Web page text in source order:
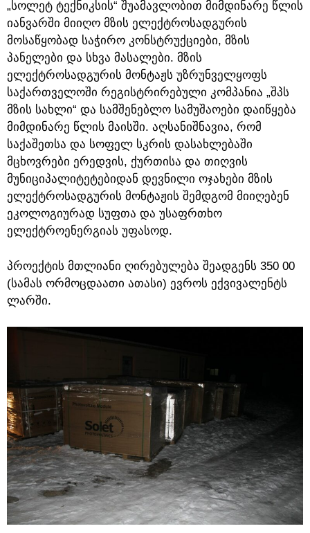
„სოლეტ ტექნიკსის“ შუამავლობით მიმდინარე წლის
იანვარში მიიღო მზის ელექტროსადგურის
მოსაწყობად საჭირო კონსტრუქციები, მზის
პანელები და სხვა მასალები. მზის
ელექტროსადგურის მონტაჟს უზრუნველყოფს
საქართველოში რეგისტრირებული კომპანია „შპს
მზის სახლი“ და სამშენებლო სამუშაოები დაიწყება
მიმდინარე წლის მაისში. აღსანიშნავია, რომ
საქაშეთსა და სოფელ სკრის დასახლებაში
მცხოვრები ერედვის, ქურთისა და თიღვის
მუნიციპალიტეტებიდან დევნილი ოჯახები მზის
ელექტროსადგურის მონტაჟის შემდგომ მიიღებენ
ეკოლოგიურად სუფთა და უსაფრთხო
ელექტროენერგიას უფასოდ.
პროექტის მთლიანი ღირებულება შეადგენს 350 00
(სამას ორმოცდაათი ათასი) ევროს ექვივალენტს
ლარში.